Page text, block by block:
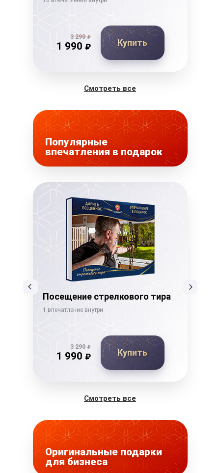
3 290₽
1 990 ₽ Купить
Смотреть все
Популярные
впечатления в подарок
Посещение стрелкового тира
1 впечатление внутри
3 290₽
1 990 ₽ Купить
Смотреть все
Оригинальные подарки
для бизнеса